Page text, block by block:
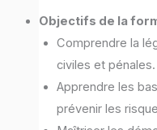
Objectifs de la
Comprendre la
civiles et pénales.
Apprendre les
prévenir les